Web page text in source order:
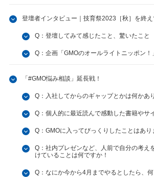
登壇者インタビュー｜技育祭2023［秋］を終え
Q：登壇してみて感じたこと、驚いたこと
Q：企画「GMOのオールライトニッポン！
「#GMO悩み相談」延長戦！
Q：入社してからのギャップとかは何かあ
Q：個人的に最近読んで感動した書籍やサ
Q：GMOに入ってびっくりしたことはあり
Q：社内プレゼンなど、人前で自分の考え
けていることは何ですか！
Q：なにか今から4月までやるとしたら、